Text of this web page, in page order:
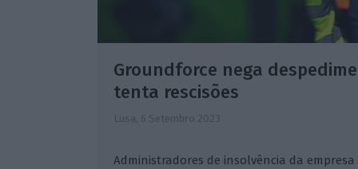
Groundforce nega
tenta rescisões
Lusa, 6 Setembro 2023
Administradores de insolvência da